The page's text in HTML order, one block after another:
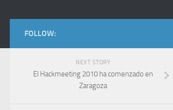
FOLLOW:
NEXT STORY
El Hackmeeting 2010 ha comenzado en
Zaragoza